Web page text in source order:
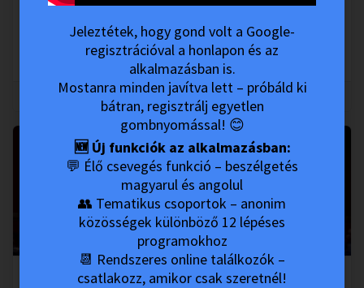
Kozma Vízkeleti Dániel • 11th Oct, 2023
Nyitott Akadémia és MesterKurzus
0
Pál Feri - Életünk meghatározó döntései
Jeleztétek, hogy gond volt a Google-
regisztrációval a honlapon és az
alkalmazásban is.
Mostanra minden javítva lett – próbáld ki
bátran, regisztrálj egyetlen
gombnyomással! 😊
🆕 Új funkciók az alkalmazásban:
💬 Élő csevegés funkció – beszélgetés
magyarul és angolul
👥 Tematikus csoportok – anonim
közösségek különböző 12 lépéses
programokhoz
📆 Rendszeres online találkozók –
csatlakozz, amikor csak szeretnél!